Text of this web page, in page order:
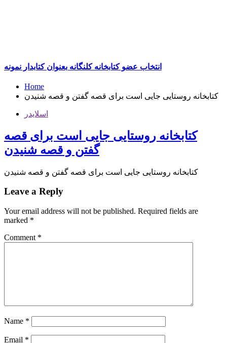
انتخاب عضو کتابخانه کلنگانه بعنوان کتابدار نمونه
Home
کتابخانه روستایی جایی است برای قصه گفتن و قصه شنیدن
اسلایدر
کتابخانه روستایی جایی است برای قصه
گفتن و قصه شنیدن
کتابخانه روستایی جایی است برای قصه گفتن و قصه شنیدن
Leave a Reply
Your email address will not be published. Required fields are
marked *
Comment *
Name *
Email *